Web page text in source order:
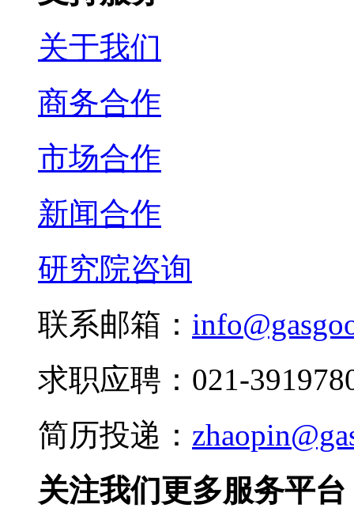
关于我们
商务合作
市场合作
新闻合作
研究院咨询
联系邮箱：
求职应聘：021-
简历投递：
关注我们更多服务平台